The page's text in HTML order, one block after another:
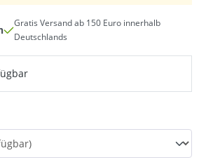
Gratis Versand ab 150 Euro innerhalb
Deutschlands